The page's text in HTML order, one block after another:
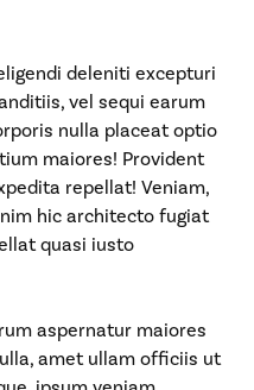
deleniti excepturi
vel sequi earum
nulla placeat optio
maiores! Provident
repellat! Veniam,
hic architecto fugiat
quasi iusto
aspernatur maiores
amet ullam officiis ut